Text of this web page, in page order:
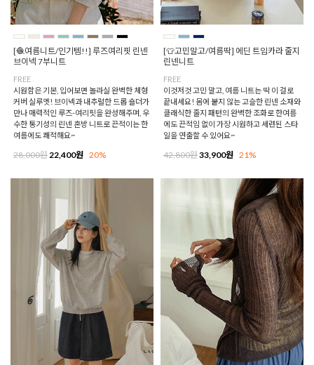
[🧶여름니트/인기템!!] 루즈여리핏 린넨
브이넥 7부니트
FREE
시원함은 기본, 입어보면 놀라실 완벽한 체형
커버 실루엣! 브이넥과 내추럴한 드롭 숄더가
만나 매력적인 루즈-여리핏을 완성해주며, 우
수한 통기성의 린넨 혼방 니트로 끈적이는 한
여름에도 쾌적해요~
28,000원22,400원 20%
[👕고민말고/여름딱] 에딘 트임카라 줄지
린넨니트
FREE
이것저것 고민 말고, 여름 니트는 딱 이 걸로
끝내세요! 몸에 붙지 않는 고슬한 린넨 소재와
클래식한 줄지 패턴의 완벽한 조화로 한여름
에도 끈적임 없이 가장 시원하고 세련된 스타
일을 연출할 수 있어요~
42,800원33,900원 21%